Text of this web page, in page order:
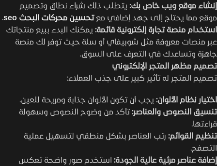
إنشاء موقع ويب خاص بك: يتطلب ذلك شراء نطاق وتصميم
موقع مما يحتاج إلى جهد إضافي معتحسين محركات البحث seo
.
استخدام منصة تجارة إلكترونية قائمة: يمكنك البدء ببيع منتجاتك
عبر منصات معروفة مثل شوبيفاي أو سلة حيث توفر لك منصة
جاهزة وتساعدك في التعرف على السوق.
تصميم مظهر المتجر الإلكتروني
تصميم المتجر له تأثير كبير على جذب العملاء:
اختيار نظام الألوان: يجب أن تكون الألوان جذابة ومريحة للعين.
تنسيق النصوص والعناصر: تأكد من وضوح النصوص وسهولة
قراءتها.
تنظيم القوائم: رتب العناصر بشكل منطقي لتسهيل عملية
التصفح.
إضافة عناصر مرئية عالية الجودة: استخدم صور واضحة تعكس